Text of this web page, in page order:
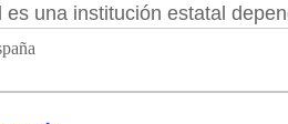
una institución estatal